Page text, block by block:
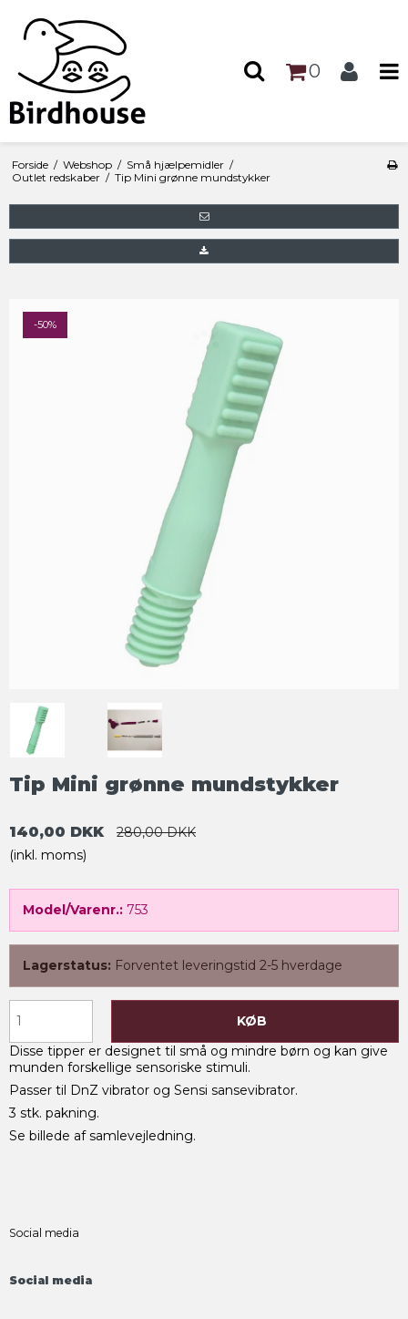
0
Forside / Webshop / Små hjælpemidler /
Outlet redskaber / Tip Mini grønne mundstykker
-50%
Tip Mini grønne mundstykker
140,00 DKK
280,00 DKK
(inkl. moms)
Model/Varenr.: 753
Lagerstatus: Forventet leveringstid 2-5 hverdage
KØB
Disse tipper er designet til små og mindre børn og kan give
munden forskellige sensoriske stimuli.
Passer til DnZ vibrator og Sensi sansevibrator.
3 stk. pakning.
Se billede af samlevejledning.
Social media
Social media